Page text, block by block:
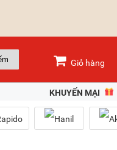
Giỏ hàng
KHUYẾN MẠI